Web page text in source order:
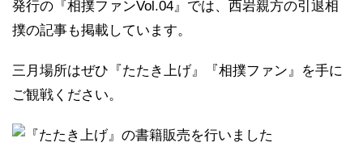
発行の『相撲ファンVol.04』では、西岩親方の引退相
撲の記事も掲載しています。
三月場所はぜひ『たたき上げ』『相撲ファン』を手に
ご観戦ください。